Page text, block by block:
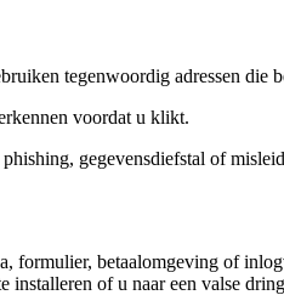
tegenwoordig adressen die
voordat u klikt.
gegevensdiefstal of
formulier, betaalomgeving of
of u naar een valse